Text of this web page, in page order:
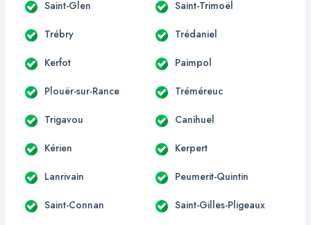
Saint-Glen Saint-Trimoël
Trébry Trédaniel
Kerfot Paimpol
Plouër-sur-Rance Tréméreuc
Trigavou Canihuel
Kérien Kerpert
Lanrivain Peumerit-Quintin
Saint-Connan Saint-Gilles-Pligeaux